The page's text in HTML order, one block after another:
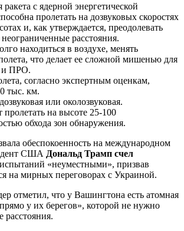
ракета с ядерной энергетической
пролетать на дозвуковых скоростях
и, как утверждается, преодолевать
расстояния.
находиться в воздухе, менять
что делает ее сложной мишенью для
и ПРО.
согласно экспертным оценкам,
тыс. км.
или околозвуковая.
пролетать на высоте 25-100
обхода зон обнаружения.
обеспокоенность на международном
США Дональд Трамп счел
«неуместными», призвав
на мирных переговорах с Украиной.
отметил, что у Вашингтона есть атомная
у их берегов», которой не нужно
расстояния.